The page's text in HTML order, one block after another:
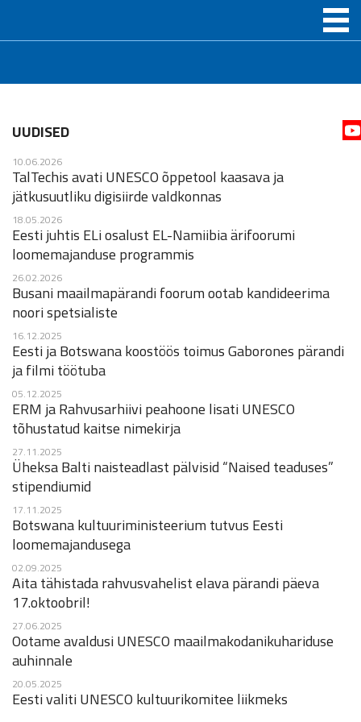
UUDISED
10.06.2026
TalTechis avati UNESCO õppetool kaasava ja
jätkusuutliku digisiirde valdkonnas
18.05.2026
Eesti juhtis ELi osalust EL-Namiibia ärifoorumi
loomemajanduse programmis
26.02.2026
Busani maailmapärandi foorum ootab kandideerima
noori spetsialiste
16.12.2025
Eesti ja Botswana koostöös toimus Gaborones pärandi
ja filmi töötuba
05.12.2025
ERM ja Rahvusarhiivi peahoone lisati UNESCO
tõhustatud kaitse nimekirja
27.11.2025
Üheksa Balti naisteadlast pälvisid “Naised teaduses”
stipendiumid
17.11.2025
Botswana kultuuriministeerium tutvus Eesti
loomemajandusega
02.09.2025
Aita tähistada rahvusvahelist elava pärandi päeva
17.oktoobril!
27.06.2025
Ootame avaldusi UNESCO maailmakodanikuhariduse
auhinnale
20.05.2025
Eesti valiti UNESCO kultuurikomitee liikmeks